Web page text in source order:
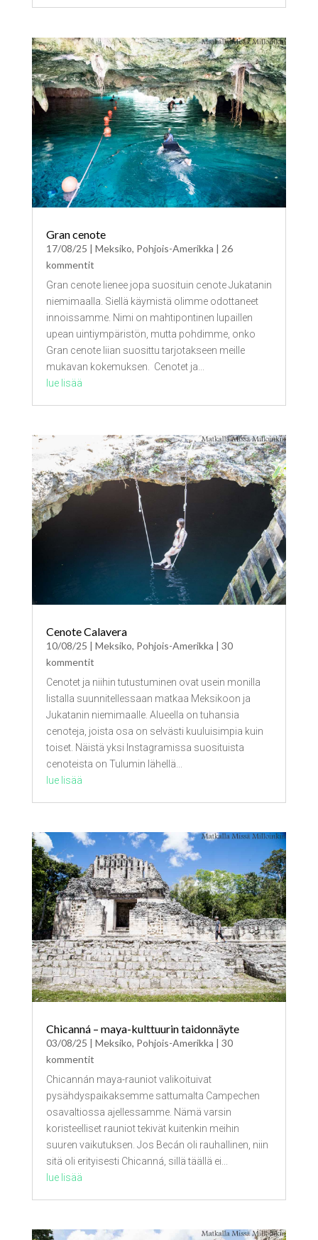
Gran cenote
17/08/25 | Meksiko, Pohjois-Amerikka | 26
kommentit
Gran cenote lienee jopa suosituin cenote Jukatanin
niemimaalla. Siellä käymistä olimme odottaneet
innoissamme. Nimi on mahtipontinen lupaillen
upean uintiympäristön, mutta pohdimme, onko
Gran cenote liian suosittu tarjotakseen meille
mukavan kokemuksen. Cenotet ja...
lue lisää
Cenote Calavera
10/08/25 | Meksiko, Pohjois-Amerikka | 30
kommentit
Cenotet ja niihin tutustuminen ovat usein monilla
listalla suunnitellessaan matkaa Meksikoon ja
Jukatanin niemimaalle. Alueella on tuhansia
cenoteja, joista osa on selvästi kuuluisimpia kuin
toiset. Näistä yksi Instagramissa suosituista
cenoteista on Tulumin lähellä...
lue lisää
Chicanná – maya-kulttuurin taidonnäyte
03/08/25 | Meksiko, Pohjois-Amerikka | 30
kommentit
Chicannán maya-rauniot valikoituivat
pysähdyspaikaksemme sattumalta Campechen
osavaltiossa ajellessamme. Nämä varsin
koristeelliset rauniot tekivät kuitenkin meihin
suuren vaikutuksen. Jos Becán oli rauhallinen, niin
sitä oli erityisesti Chicanná, sillä täällä ei...
lue lisää